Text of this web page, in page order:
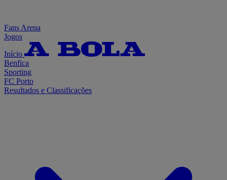
Fans Arena
Jogos
Início
Benfica
Sporting
FC Porto
Resultados e Classificações